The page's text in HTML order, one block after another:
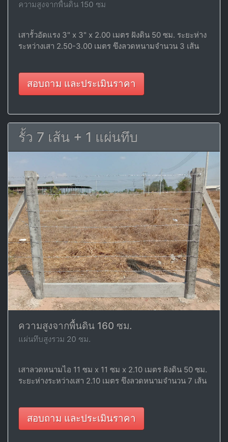
ความสูงจากพื้นดิน 150 ซม
เสารั้วอัดแรง 3" x 3" x 2.00 เมตร ฝังดิน 50 ซม. ระยะห่าง
ระหว่างเสา 2.50-3.00 เมตร ขึงลวดหนามจำนวน 3 เส้น
สอบถาม และประเมินราคา
รั้ว 7 เส้น + 1 แผ่นทึบ
ความสูงจากพื้นดิน 160 ซม.
แผ่นทึบสูงรวม 20 ซม.
เสาลวดหนามไอ 11 ซม x 11 ซม x 2.10 เมตร ฝังดิน 50 ซม.
ระยะห่างระหว่างเสา 2.10 เมตร ขึงลวดหนามจำนวน 7 เส้น
สอบถาม และประเมินราคา